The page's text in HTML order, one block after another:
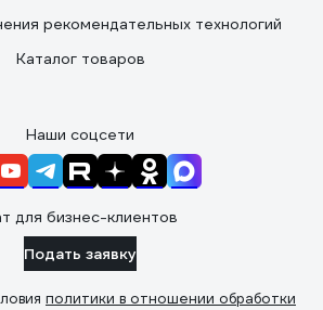
рекомендательных технологий
Каталог товаров
Наши соцсети
для бизнес-клиентов
Подать заявку
политики в отношении обработки